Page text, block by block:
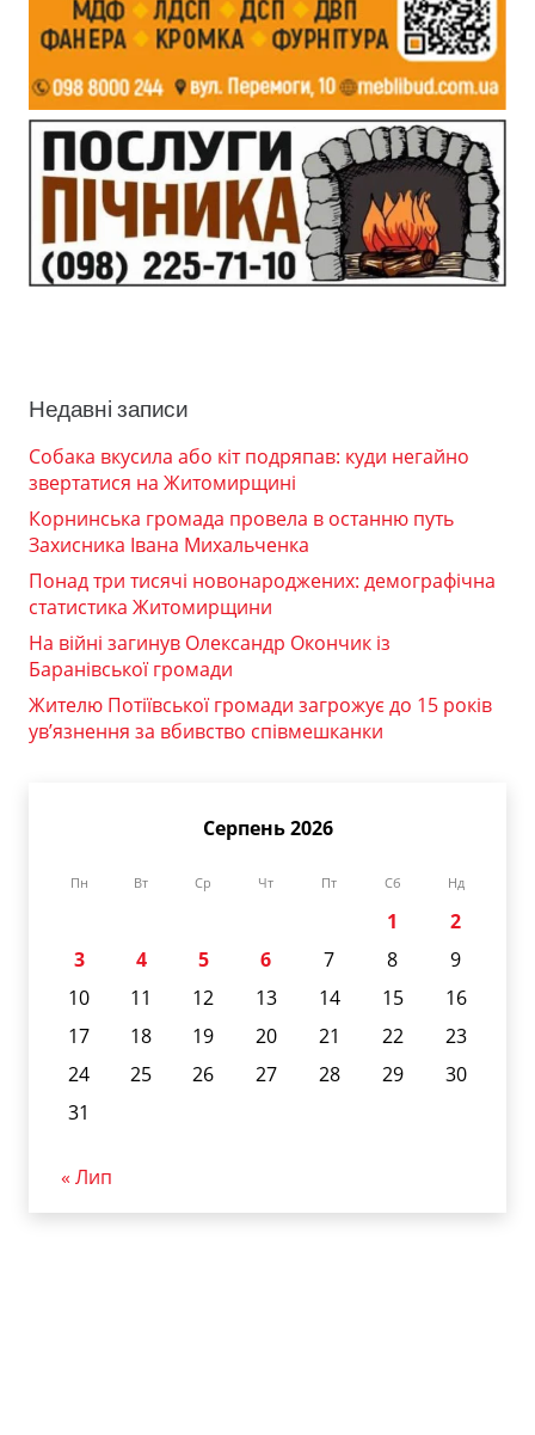
Недавні записи
Собака вкусила або кіт подряпав: куди негайно
звертатися на Житомирщині
Корнинська громада провела в останню путь
Захисника Івана Михальченка
Понад три тисячі новонароджених: демографічна
статистика Житомирщини
На війні загинув Олександр Окончик із
Баранівської громади
Жителю Потіївської громади загрожує до 15 років
ув’язнення за вбивство співмешканки
Серпень 2026
Пн Вт Ср Чт Пт Сб Нд
1
2
3
4 5 6 7 8
9
10
11 12 13 14 15
16
17
18 19 20 21 22
23
24
25 26 27 28 29
30
31
« Лип